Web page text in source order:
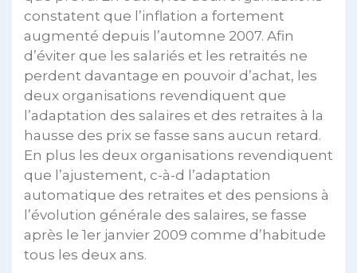
constatent que l’inflation a fortement
augmenté depuis l’automne 2007. Afin
d’éviter que les salariés et les retraités ne
perdent davantage en pouvoir d’achat, les
deux organisations revendiquent que
l’adaptation des salaires et des retraites à la
hausse des prix se fasse sans aucun retard.
En plus les deux organisations revendiquent
que l’ajustement, c-à-d l’adaptation
automatique des retraites et des pensions à
l’évolution générale des salaires, se fasse
après le 1er janvier 2009 comme d’habitude
tous les deux ans.